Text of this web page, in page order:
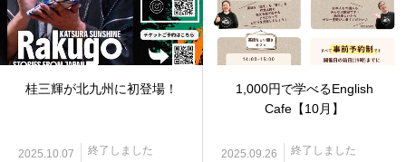
桂三輝が北九州に初登場！
2025.10.07 終了しました
1,000円で学べるEnglish
Cafe【10月】
2025.09.26 終了しました